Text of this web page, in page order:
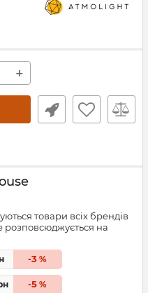
+
товари всіх брендів
розповсюджується на
-3 %
-5 %